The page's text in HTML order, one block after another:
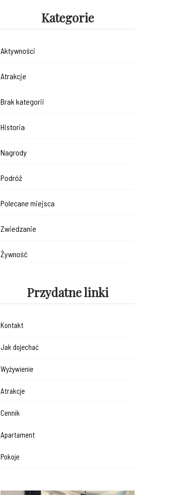
Kategorie
Aktywności
Atrakcje
Brak kategorii
Historia
Nagrody
Podróż
Polecane miejsca
Zwiedzanie
Żywność
Przydatne linki
Kontakt
Jak dojechać
Wyżywienie
Atrakcje
Cennik
Apartament
Pokoje